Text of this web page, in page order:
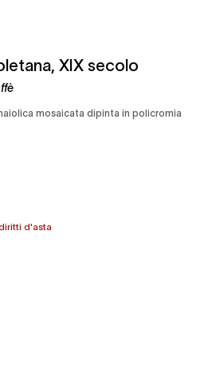
XIX secolo
mosaicata dipinta in policromia
d'asta